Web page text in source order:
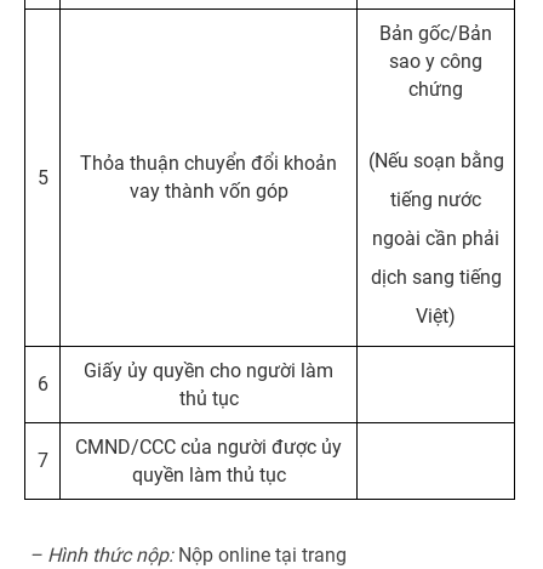
5
Thỏa thuận chuyển đổi khoản
vay thành vốn góp
Bản gốc/Bản
sao y công
chứng
(Nếu soạn bằng
tiếng nước
ngoài cần phải
dịch sang tiếng
Việt)
6
Giấy ủy quyền cho người làm
thủ tục
7
CMND/CCC của người được ủy
quyền làm thủ tục
– Hình thức nộp:Nộp online tại trang